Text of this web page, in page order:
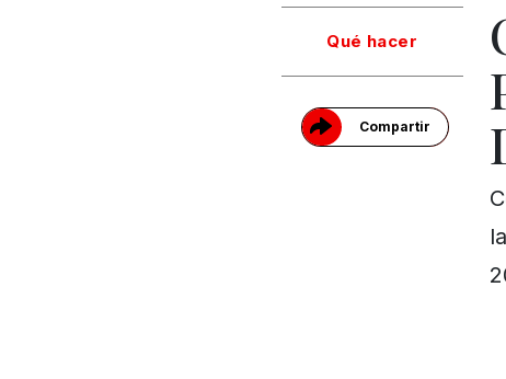
Qué hacer
Compartir